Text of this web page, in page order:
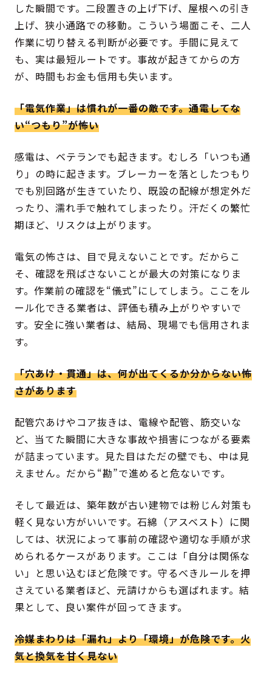
した瞬間です。二段置きの上げ下げ、屋根への引き
上げ、狭小通路での移動。こういう場面こそ、二人
作業に切り替える判断が必要です。手間に見えて
も、実は最短ルートです。事故が起きてからの方
が、時間もお金も信用も失います。
「電気作業」は慣れが一番の敵です。通電してな
い“つもり”が怖い
感電は、ベテランでも起きます。むしろ「いつも通
り」の時に起きます。ブレーカーを落としたつもり
でも別回路が生きていたり、既設の配線が想定外だ
ったり、濡れ手で触れてしまったり。汗だくの繁忙
期ほど、リスクは上がります。
電気の怖さは、目で見えないことです。だからこ
そ、確認を飛ばさないことが最大の対策になりま
す。作業前の確認を“儀式”にしてしまう。ここをル
ール化できる業者は、評価も積み上がりやすいで
す。安全に強い業者は、結局、現場でも信用されま
す。
「穴あけ・貫通」は、何が出てくるか分からない怖
さがあります
配管穴あけやコア抜きは、電線や配管、筋交いな
ど、当てた瞬間に大きな事故や損害につながる要素
が詰まっています。見た目はただの壁でも、中は見
えません。だから“勘”で進めると危ないです。
そして最近は、築年数が古い建物では粉じん対策も
軽く見ない方がいいです。石綿（アスベスト）に関
しては、状況によって事前の確認や適切な手順が求
められるケースがあります。ここは「自分は関係な
い」と思い込むほど危険です。守るべきルールを押
さえている業者ほど、元請けからも選ばれます。結
果として、良い案件が回ってきます。
冷媒まわりは「漏れ」より「環境」が危険です。火
気と換気を甘く見ない